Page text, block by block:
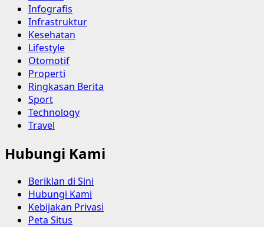
Infografis
Infrastruktur
Kesehatan
Lifestyle
Otomotif
Properti
Ringkasan Berita
Sport
Technology
Travel
Hubungi Kami
Beriklan di Sini
Hubungi Kami
Kebijakan Privasi
Peta Situs